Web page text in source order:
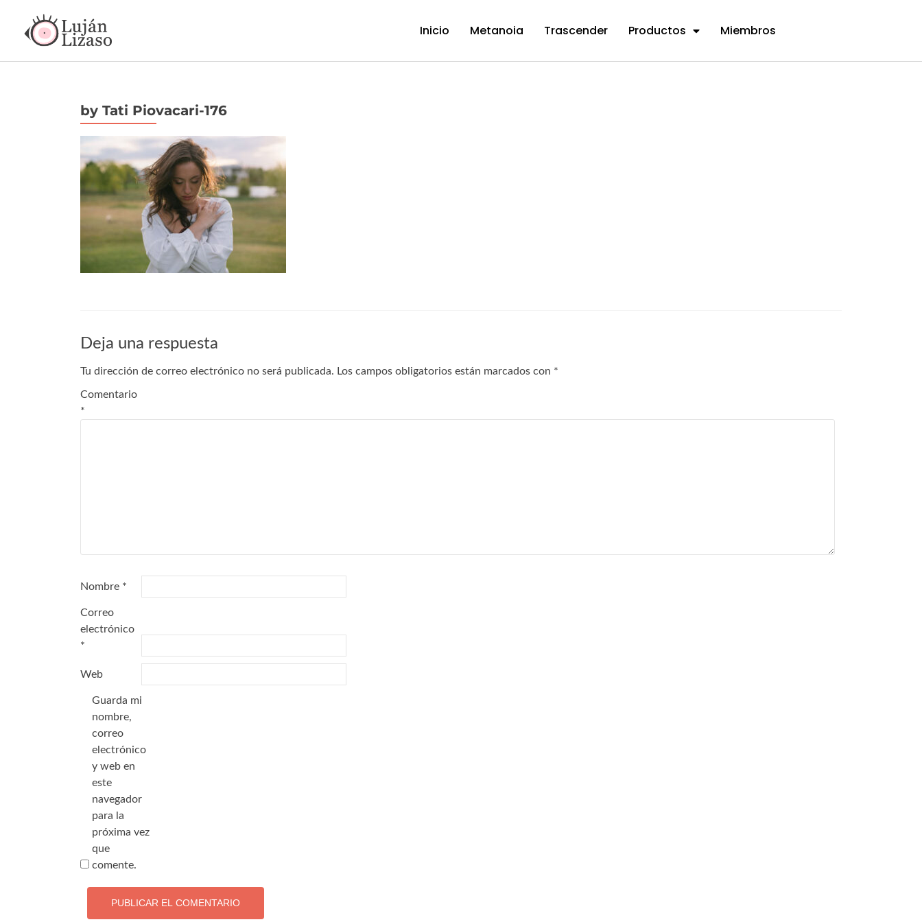
Inicio Metanoia Trascender Productos Miembros
by Tati Piovacari-176
Deja una respuesta
Tu dirección de correo electrónico no será publicada. Los campos obligatorios están marcados con *
Comentario
*
Nombre *
Correo
electrónico
*
Web
Guarda mi
nombre,
correo
electrónico
y web en
este
navegador
para la
próxima vez
que
comente.